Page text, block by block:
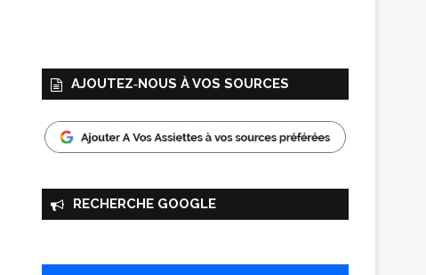
AJOUTEZ‑NOUS À VOS SOURCES
RECHERCHE GOOGLE